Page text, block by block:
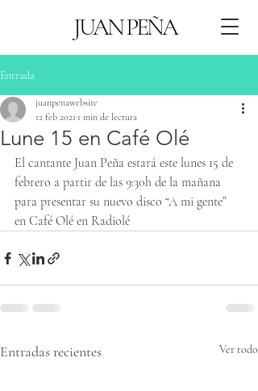
JUAN PEÑA
Entrada
Lune 15 en Café Olé
juanpenawebsite
12 feb 2021 1 min de lectura
El cantante Juan Peña estará este lunes 15 de
febrero a partir de las 9:30h de la mañana
para presentar su nuevo disco “A mi gente”
en Café Olé en Radiolé
Entradas recientes Ver todo